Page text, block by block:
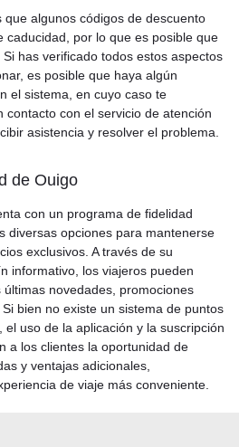
algunos códigos de descuento
caducidad, por lo que es posible que
has verificado todos estos aspectos
es posible que haya algún
el sistema, en cuyo caso te
contacto con el servicio de atención
asistencia y resolver el problema.
de Ouigo
con un programa de fidelidad
diversas opciones para mantenerse
exclusivos. A través de su
informativo, los viajeros pueden
novedades, promociones
bien no existe un sistema de puntos
uso de la aplicación y la suscripción
a los clientes la oportunidad de
y ventajas adicionales,
de viaje más conveniente.